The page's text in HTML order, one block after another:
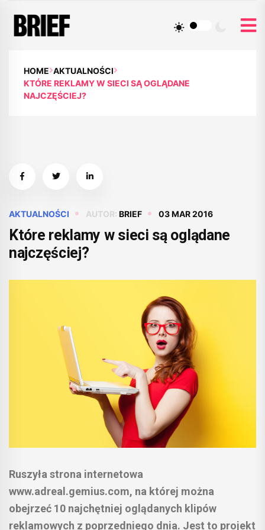
HOME AKTUALNOŚCI
KTÓRE REKLAMY W SIECI SĄ OGLĄDANE
NAJCZĘŚCIEJ?
AKTUALNOŚCI AUTOR: BRIEF 03 MAR 2016
Które reklamy w sieci są oglądane
najczęściej?
Ruszyła strona internetowa
www.adreal.gemius.com, na której można
obejrzeć 10 najchętniej oglądanych klipów
reklamowych z poprzedniego dnia. Jest to projekt